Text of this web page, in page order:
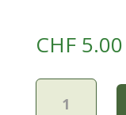
CHF5.00
quantité